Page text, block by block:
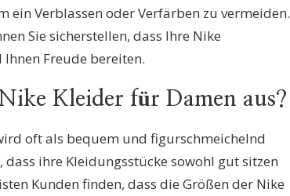
ein Verblassen oder Verfärben zu vermeiden.
Sie sicherstellen, dass Ihre Nike
Freude bereiten.
Kleider für Damen aus?
oft als bequem und figurschmeichelnd
ihre Kleidungsstücke sowohl gut sitzen
Kunden finden, dass die Größen der Nike